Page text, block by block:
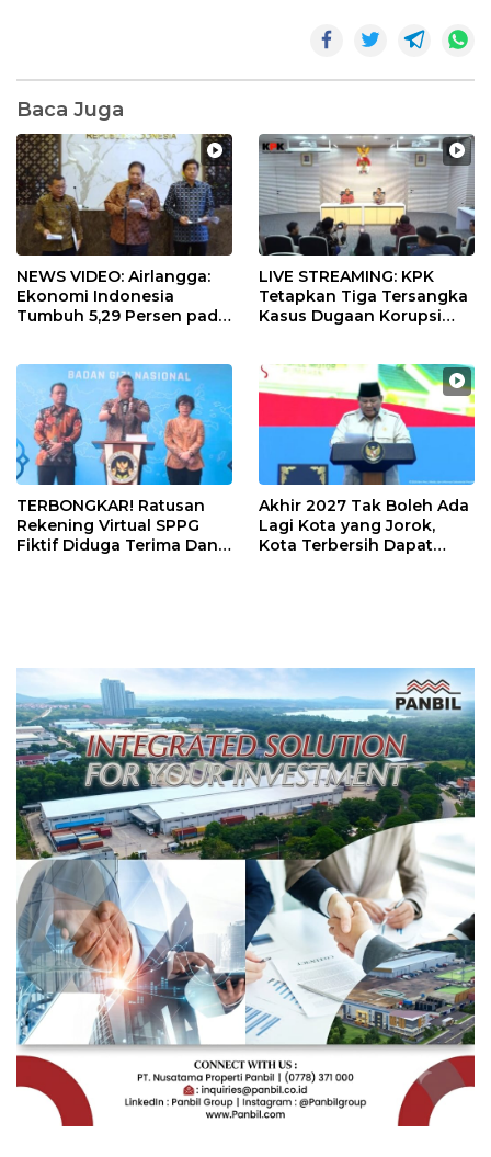
Baca Juga
NEWS VIDEO: Airlangga:
Ekonomi Indonesia
Tumbuh 5,29 Persen pada
LIVE STREAMING: KPK
Tetapkan Tiga Tersangka
Kasus Dugaan Korupsi
TERBONGKAR! Ratusan
Rekening Virtual SPPG
Fiktif Diduga Terima Dana
Akhir 2027 Tak Boleh Ada
Lagi Kota yang Jorok,
Kota Terbersih Dapat